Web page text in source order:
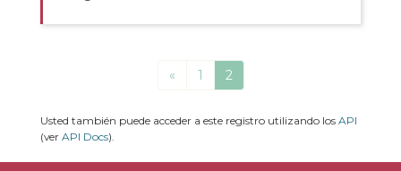
« 1 2
Usted también puede acceder a este registro utilizando los API
(ver API Docs).